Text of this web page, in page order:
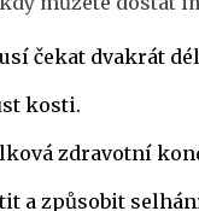
čekat dvakrát
kosti.
zdravotní
a způsobit